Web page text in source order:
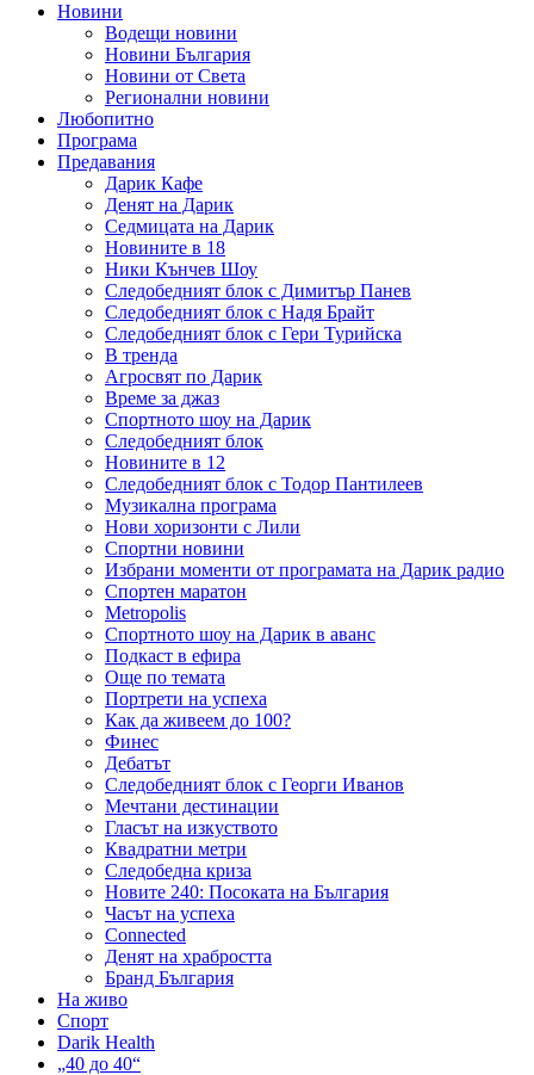
Новини
Водещи новини
Новини България
Новини от Света
Регионални новини
Любопитно
Програма
Предавания
Дарик Кафе
Денят на Дарик
Седмицата на Дарик
Новините в 18
Ники Кънчев Шоу
Следобедният блок с Димитър Панев
Следобедният блок с Надя Брайт
Следобедният блок с Гери Турийска
В тренда
Агросвят по Дарик
Време за джаз
Спортното шоу на Дарик
Следобедният блок
Новините в 12
Следобедният блок с Тодор Пантилеев
Музикална програма
Нови хоризонти с Лили
Спортни новини
Избрани моменти от програмата на Дарик радио
Спортен маратон
Metropolis
Спортното шоу на Дарик в аванс
Подкаст в ефира
Още по темата
Портрети на успеха
Как да живеем до 100?
Финес
Дебатът
Следобедният блок с Георги Иванов
Мечтани дестинации
Гласът на изкуството
Квадратни метри
Следобедна криза
Новите 240: Посоката на България
Часът на успеха
Connected
Денят на храбростта
Бранд България
На живо
Спорт
Darik Health
„40 до 40“